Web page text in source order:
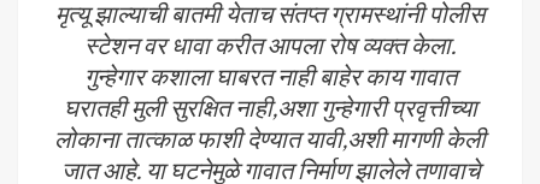
मृत्यू झाल्याची बातमी येताच संतप्त ग्रामस्थांनी पोलीस
स्टेशन वर धावा करीत आपला रोष व्यक्त केला.
गुन्हेगार कशाला घाबरत नाही बाहेर काय गावात
घरातही मुली सुरक्षित नाही,अशा गुन्हेगारी प्रवृत्तीच्या
लोकाना तात्काळ फाशी देण्यात यावी,अशी मागणी केली
जात आहे. या घटनेमुळे गावात निर्माण झालेले तणावाचे